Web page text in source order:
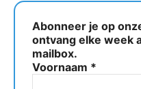
Abonneer je op
ontvang elke week
mailbox.
Voornaam *